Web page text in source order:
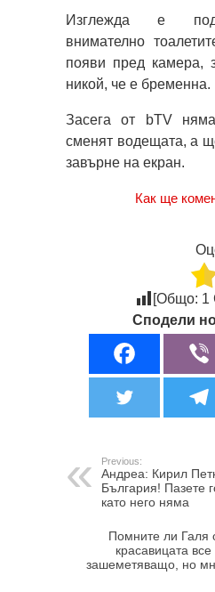
Изглежда е
внимателно
появи пред камера,
никой, че е бременна.
Засега от bTV
сменят водещата, а
завърне на екран.
Как ще
[Общо: 1
Сподели
Previous:
Андреа: Кирил
България! Пазете
като него няма
Помните ли Галя
красавицата
зашеметяващо, но